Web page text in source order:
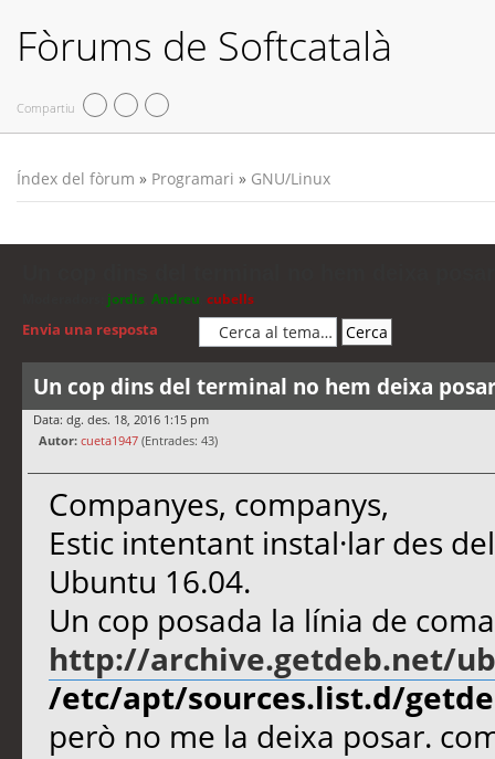
Fòrums de Softcatalà
Compartiu
Índex del fòrum » Programari » GNU/Linux
jordis Andreu cubells
Envia una resposta
Un cop dins del terminal no hem deixa
Data: dg. des. 18, 2016 1:15 pm
Autor: cueta1947 (Entrades: 43)
Companyes, companys,
Estic intentant instal·lar des
Ubuntu 16.04.
Un cop posada la línia de
http://archive.getdeb.net/
/etc/apt/sources.list.d/
però no me la deixa posar.